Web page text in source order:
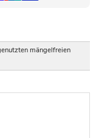
mängelfreien